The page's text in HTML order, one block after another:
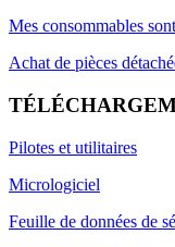
Mes consommables
Achat de pièces
Pilotes et utilitaires
Micrologiciel
Feuille de données de